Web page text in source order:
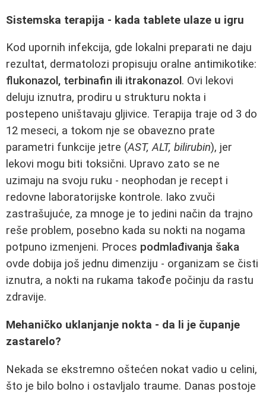
Sistemska terapija - kada tablete ulaze u igru
Kod upornih infekcija, gde lokalni preparati ne daju
rezultat, dermatolozi propisuju oralne antimikotike:
flukonazol, terbinafin ili itrakonazol . Ovi lekovi
deluju iznutra, prodiru u strukturu nokta i
postepeno uništavaju gljivice. Terapija traje od 3 do
12 meseci, a tokom nje se obavezno prate
parametri funkcije jetre (AST, ALT, bilirubin), jer
lekovi mogu biti toksični. Upravo zato se ne
uzimaju na svoju ruku - neophodan je recept i
redovne laboratorijske kontrole. Iako zvuči
zastrašujuće, za mnoge je to jedini način da trajno
reše problem, posebno kada su nokti na nogama
potpuno izmenjeni. Proces podmlađivanja šaka
ovde dobija još jednu dimenziju - organizam se čisti
iznutra, a nokti na rukama takođe počinju da rastu
zdravije.
Mehaničko uklanjanje nokta - da li je čupanje
zastarelo?
Nekada se ekstremno oštećen nokat vadio u celini,
što je bilo bolno i ostavljalo traume. Danas postoje